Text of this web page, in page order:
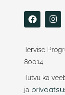
F
a
c
b
o
o
I
n
s
a
g
m
Tervise
80014
Tutvu ka
ja